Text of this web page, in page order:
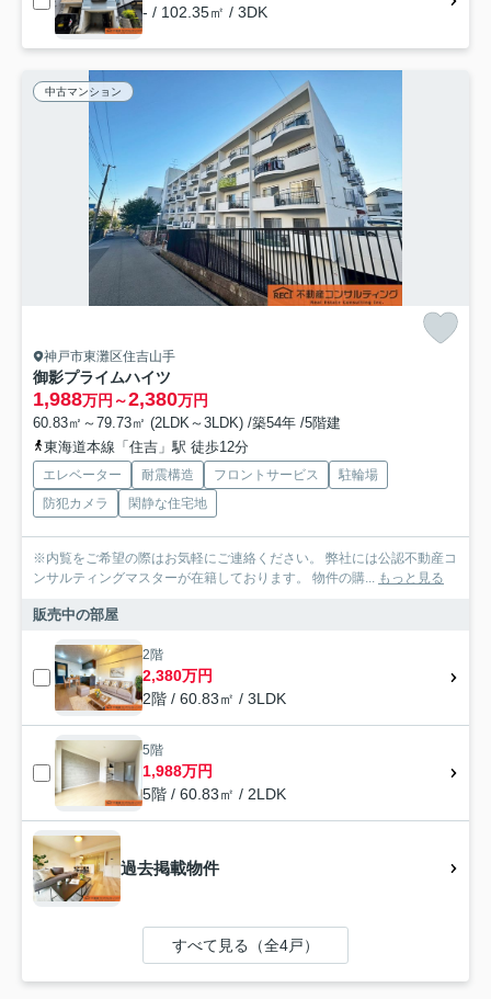
- / 102.35㎡ / 3DK
中古マンション
神戸市東灘区住吉山手
御影プライムハイツ
1,988万円～2,380万円
60.83㎡～79.73㎡ (2LDK～3LDK) /築54年 /5階建
東海道本線「住吉」駅 徒歩12分
エレベーター 耐震構造 フロントサービス
駐輪場
防犯カメラ
閑静な住宅地
※内覧をご希望の際はお気軽にご連絡ください。 弊社には公認不動産コ
ンサルティングマスターが在籍しております。 物件の購... もっと見る
販売中の部屋
2階
2,380万円
2階 / 60.83㎡ / 3LDK
5階
1,988万円
5階 / 60.83㎡ / 2LDK
過去掲載物件
すべて見る（全4戸）